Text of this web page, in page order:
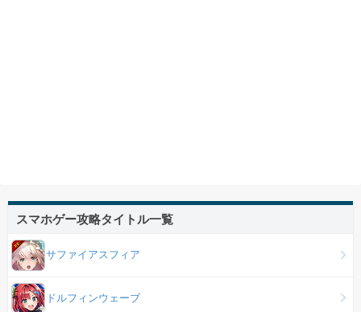
スマホゲー攻略タイトル一覧
サファイアスフィア
ドルフィンウェーブ